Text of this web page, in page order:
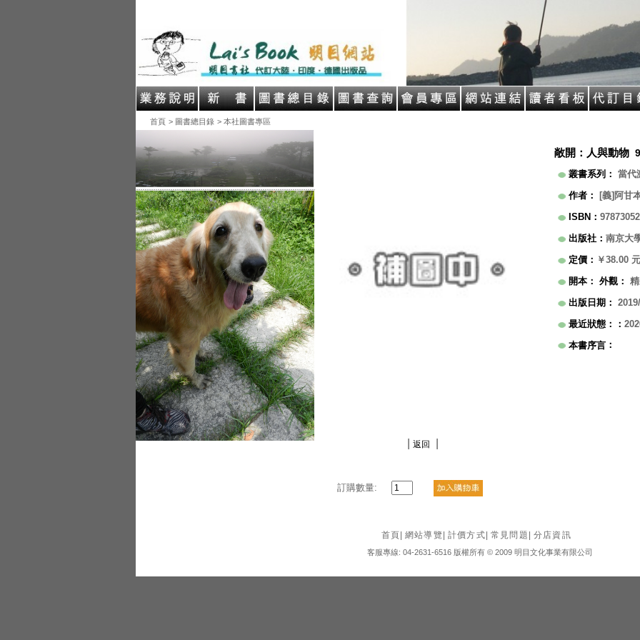
首頁 > 圖書總目錄 > 本社圖書專區
返回
訂購數量:
敞開：人與動物
叢書系列 ： 當代
作者 ：
[義]阿甘
ISBN ：
出版社 ： 南京大
定價 ： ￥38.00 元
開本 ： 外觀 ：
出版日期 ：
最近狀態：
：
本書序言 ：
首頁 網站導覽 計價方式 常見問題 分店資訊
客服專線: 04-2631-6516 版權所有 © 2009 明目文化事業有限公司